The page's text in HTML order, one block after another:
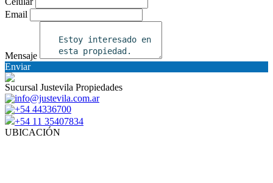
Email
Mensaje
Enviar
Sucursal Justevila Propiedades
info@justevila.com.ar
+54 44336700
+54 11 35407834
UBICACIÓN